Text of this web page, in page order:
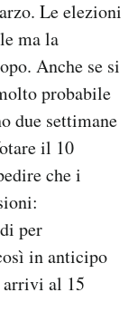
Le elezioni
ma la
Anche se si
probabile
due settimane
il 10
che i
per
in anticipo
arrivi al 15